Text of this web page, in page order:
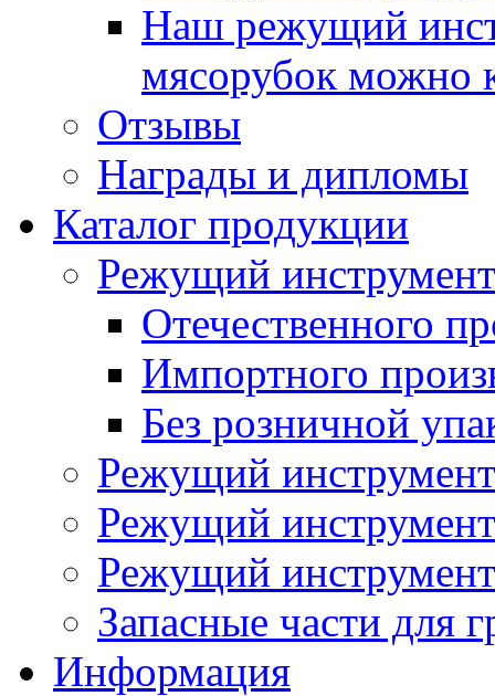
Наш режущий
мясорубок можно
Отзывы
Награды и дипломы
Каталог продукции
Режущий
Отечественного
Импортного
Без розничной
Режущий
Режущий
Режущий
Запасные части для
Информация